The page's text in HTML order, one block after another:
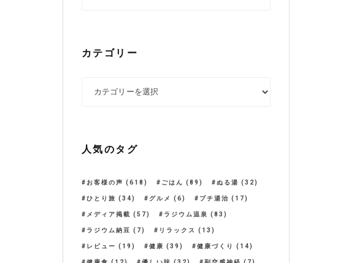
カテゴリー
人気のタグ
お客様の声 (618) ごはん (89) ぬる湯 (32)
ひとり旅 (34) グルメ (6) プチ湯治 (17)
メディア掲載 (57) ラジウム温泉 (83)
ラジウム納豆 (7) リラックス (13)
レビュー (19) 健康 (39) 健康づくり (14)